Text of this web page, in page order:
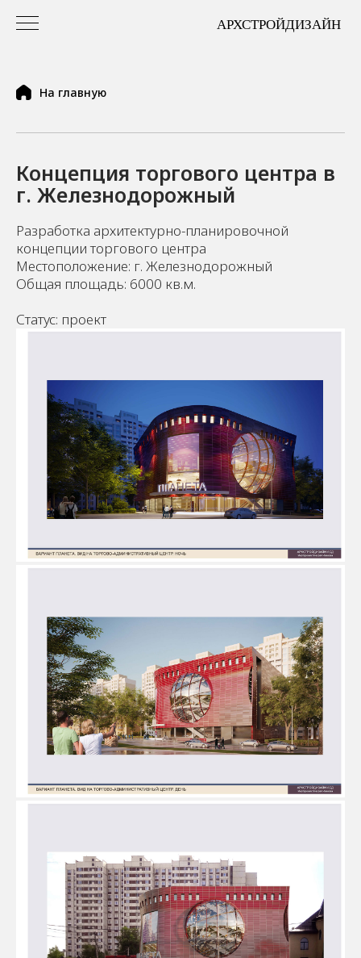
На главную
Концепция торгового центра в
г. Железнодорожный
Разработка архитектурно-планировочной
концепции торгового центра
Местоположение: г. Железнодорожный
Общая площадь: 6000 кв.м.
Статус: проект